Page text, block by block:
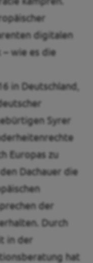
digitalen
wie es die
in Deutschland,
Syrer
Europas zu
Dachauer die
der
Durch
in der
hat